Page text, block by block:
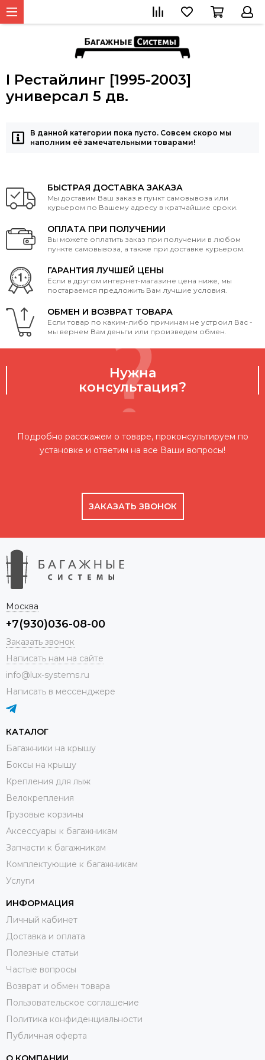
I Рестайлинг [1995-2003]
универсал 5 дв.
В данной категории пока пусто. Совсем скоро мы
наполним её замечательными товарами!
БЫСТРАЯ ДОСТАВКА ЗАКАЗА
Мы доставим Ваш заказ в пункт самовывоза или
курьером по Вашему адресу в кратчайшие сроки.
ОПЛАТА ПРИ ПОЛУЧЕНИИ
Вы можете оплатить заказ при получении в любом
пункте самовывоза, а также при доставке курьером.
ГАРАНТИЯ ЛУЧШЕЙ ЦЕНЫ
Если в другом интернет-магазине цена ниже, мы
постараемся предложить Вам лучшие условия.
ОБМЕН И ВОЗВРАТ ТОВАРА
Если товар по каким-либо причинам не устроил Вас -
мы вернем Вам деньги или произведем обмен.
Нужна
консультация?
Подробно расскажем о товаре, проконсультируем по
установке и ответим на все Ваши вопросы!
ЗАКАЗАТЬ ЗВОНОК
Москва
+7(930)036-08-00
Заказать звонок
Написать нам на сайте
info@lux-systems.ru
Написать в мессенджере
КАТАЛОГ
Багажники на крышу
Боксы на крышу
Крепления для лыж
Велокрепления
Грузовые корзины
Аксессуары к багажникам
Запчасти к багажникам
Комплектующие к багажникам
Услуги
ИНФОРМАЦИЯ
Личный кабинет
Доставка и оплата
Полезные статьи
Частые вопросы
Возврат и обмен товара
Пользовательское соглашение
Политика конфиденциальности
Публичная оферта